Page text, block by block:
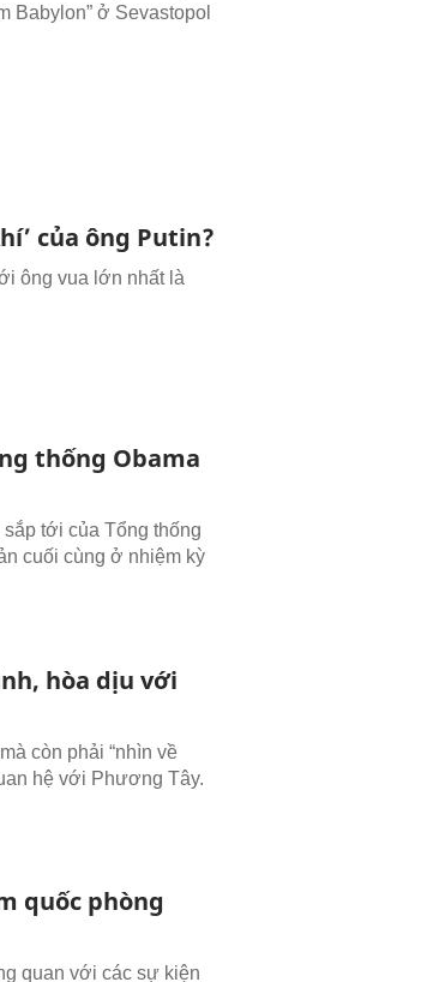
Babylon” ở Sevastopol
của ông Putin?
ông vua lớn nhất là
thống Obama
tới của Tổng thống
cuối cùng ở nhiệm kỳ
hòa dịu với
còn phải “nhìn về
hệ với Phương Tây.
quốc phòng
quan với các sự kiện